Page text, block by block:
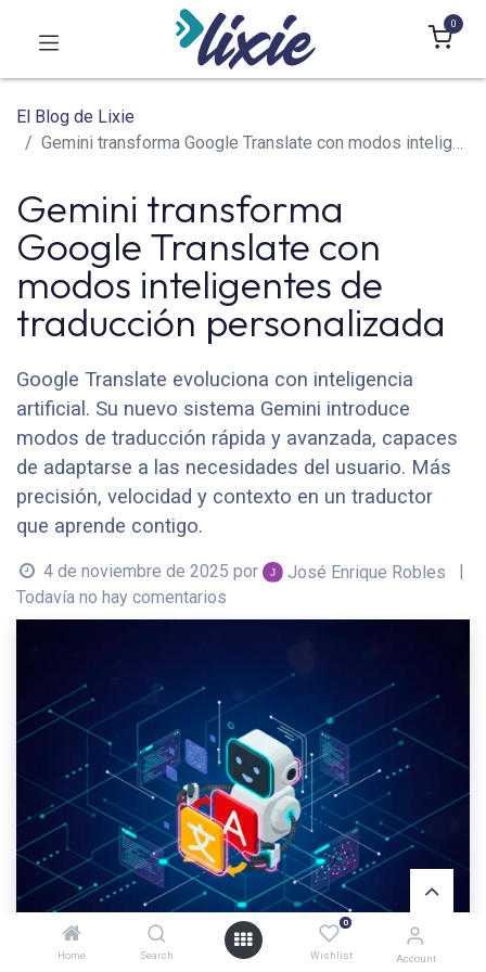
Home Search
0
Wishlist Account
0
El Blog de Lixie
Gemini transforma Google Translate con modos inteligentes de traducción personalizada
Gemini transforma
Google Translate con
modos inteligentes de
traducción personalizada
Google Translate evoluciona con inteligencia
artificial. Su nuevo sistema Gemini introduce
modos de traducción rápida y avanzada, capaces
de adaptarse a las necesidades del usuario. Más
precisión, velocidad y contexto en un traductor
que aprende contigo.
4 de noviembre de 2025 por José Enrique Robles
|
Todavía no hay comentarios